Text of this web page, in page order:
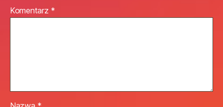
Komentarz *